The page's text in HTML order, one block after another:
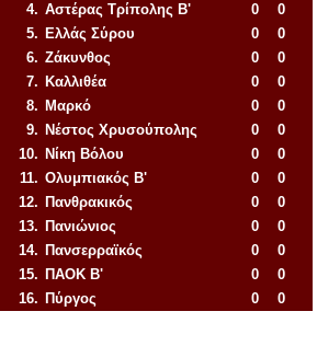
4. Αστέρας Τρίπολης Β' 0
0
5. Ελλάς Σύρου 0
0
6. Ζάκυνθος 0
0
7. Καλλιθέα 0
0
8. Μαρκό 0
0
9. Νέστος Χρυσούπολης 0
0
10. Νίκη Βόλου 0
0
11. Ολυμπιακός Β' 0
0
12. Πανθρακικός 0
0
13. Πανιώνιος 0
0
14. Πανσερραϊκός 0
0
15. ΠΑΟΚ Β' 0
0
16. Πύργος 0
0